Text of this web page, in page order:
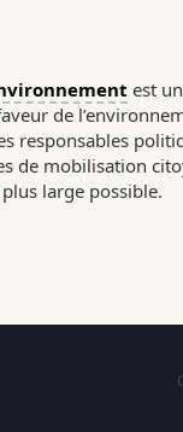
est
de
responsables
de mobilisation
large possible.